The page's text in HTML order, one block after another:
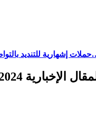
إشهارية للتنديد
2024 ©